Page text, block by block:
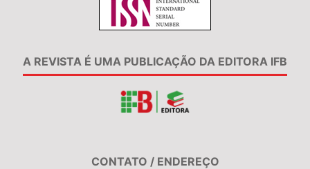
A REVISTA É UMA PUBLICAÇÃO DA EDITORA IFB
CONTATO / ENDEREÇO